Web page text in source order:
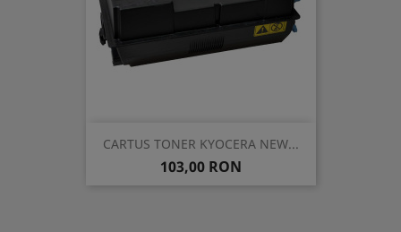
CARTUS TONER KYOCERA NEW...
Pret
103,00 RON